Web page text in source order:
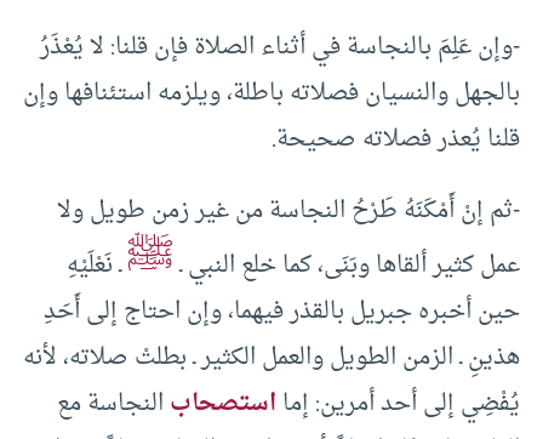
-وإن عَلِمَ بالنجاسة في أثناء الصلاة فإن قلنا: لا يُعْذَرُ
بالجهل والنسيان فصلاته باطلة، ويلزمه استئنافها وإن
قلنا يُعذر فصلاته صحيحة.
-ثم إنْ أَمْكَنَهُ طَرْحُ النجاسة من غير زمن طويل ولا
عمل كثير ألقاها وبَنَى، كما خلع النبي ـﷺـ نَعْلَيْهِ
حين أخبره جبريل بالقذر فيهما، وإن احتاج إلى أَحَدِ
هذينِ ـ الزمن الطويل والعمل الكثير ـ بطلتْ صلاته، لأنه
يُفْضِي إلى أحد أمرين: إمااستصحابالنجاسة مع